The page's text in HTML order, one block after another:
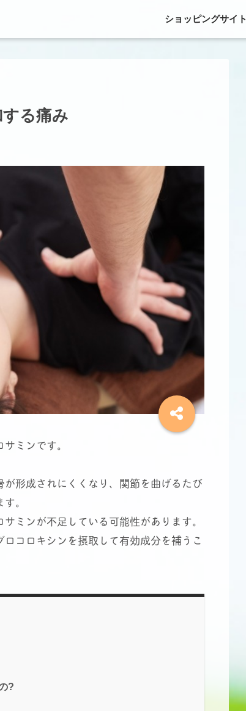
ショッピングサイト
る痛み
ミンです。
形成されにくくなり、関節を曲げるたび
。
ミンが不足している可能性があります。
コロキシンを摂取して有効成分を補うこ
?